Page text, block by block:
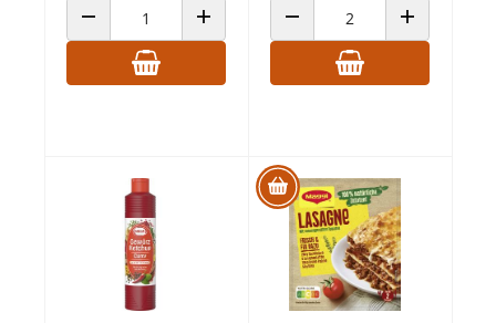
ANZAHL VERRINGERNANZAHL ERHÖHENANZAHL VERRINGERNANZAHL